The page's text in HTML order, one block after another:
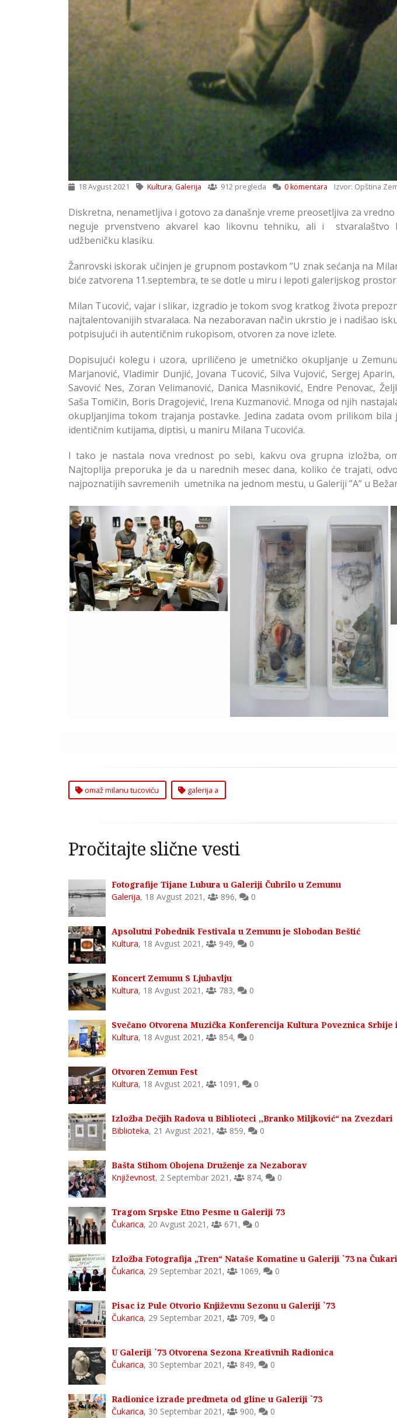
18 Avgust 2021 Kultura,Galerija 912 pregleda 0 komentara Izvor: Opština
Diskretna, nenametljiva i gotovo za današnje vreme preosetljiva za vredno
neguje prvenstveno akvarel kao likovnu tehniku, ali i stvaralaštvo
udžbeničku klasiku.
Žanrovski iskorak učinjen je grupnom postavkom ”U znak sećanja na
biće zatvorena 11.septembra, te se dotle u miru i lepoti galerijskog
Milan Tucović, vajar i slikar, izgradio je tokom svog kratkog života
najtalentovanijih stvaralaca. Na nezaboravan način ukrstio je i nadišao
potpisujući ih autentičnim rukopisom, otvoren za nove izlete.
Dopisujući kolegu i uzora, upriličeno je umetničko okupljanje u
Marjanović, Vladimir Dunjić, Jovana Tucović, Silva Vujović, Sergej
Savović Nes, Zoran Velimanović, Danica Masniković, Endre Penovac,
Saša Tomičin, Boris Dragojević, Irena Kuzmanović. Mnoga od njih
okupljanjima tokom trajanja postavke. Jedina zadata ovom prilikom
identičnim kutijama, diptisi, u maniru Milana Tucovića.
I tako je nastala nova vrednost po sebi, kakvu ova grupna izložba,
Najtoplija preporuka je da u narednih mesec dana, koliko će trajati,
najpoznatijih savremenih umetnika na jednom mestu, u Galeriji ”A” u
Omaž Milanu Tucoviću u
Galeriji A u Zemunu
Omaž Milanu Tucoviću u
Galeriji A Zemun
omaž milanu tucoviću galerija a
Pročitajte slične vesti
Fotografije Tijane Lubura u Galeriji Čubrilo u Zemunu
Galerija, 18 Avgust 2021 , 896, 0
Apsolutni Pobednik Festivala u Zemunu je Slobodan Beštić
Kultura, 18 Avgust 2021 , 949, 0
Koncert Zemunu S Ljubavlju
Kultura, 18 Avgust 2021 , 783, 0
Svečano Otvorena Muzička Konferencija Kultura Poveznica Srbije
Kultura, 18 Avgust 2021 , 854, 0
Otvoren Zemun Fest
Kultura, 18 Avgust 2021 , 1091 , 0
Izložba Dečjih Radova u Biblioteci ,,Branko Miljković“ na Zvezdari
Biblioteka, 21 Avgust 2021 , 859, 0
Bašta Stihom Obojena Druženje za Nezaborav
Književnost, 2 Septembar 2021 , 874, 0
Tragom Srpske Etno Pesme u Galeriji 73
Čukarica, 20 Avgust 2021 , 671 , 0
Izložba Fotografija „Tren“ Nataše Komatine u Galeriji `73 na
Čukarica, 29 Septembar 2021 , 1069, 0
Pisac iz Pule Otvorio Književnu Sezonu u Galeriji `73
Čukarica, 29 Septembar 2021 , 709, 0
U Galeriji `73 Otvorena Sezona Kreativnih Radionica
Čukarica, 30 Septembar 2021 , 849, 0
Radionice izrade predmeta od gline u Galeriji `73
Čukarica, 30 Septembar 2021 , 900, 0